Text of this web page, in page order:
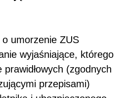
o umorzenie ZUS
wyjaśniające, którego
(zgodnych
przepisami)